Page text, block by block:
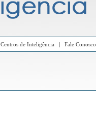
Centros de Inteligência | Fale Conosco